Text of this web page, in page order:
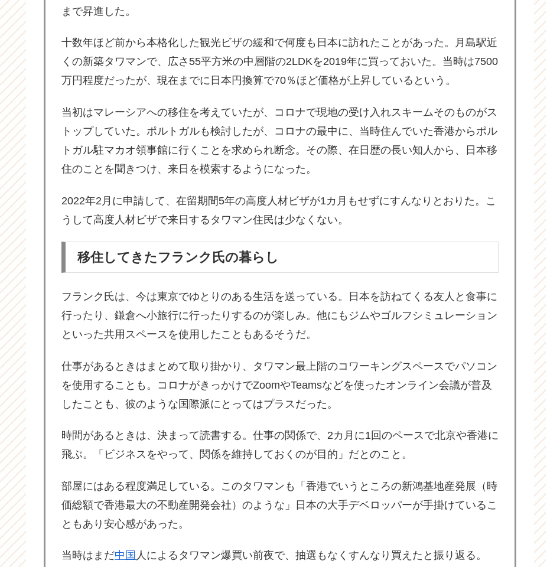
まで昇進した。
十数年ほど前から本格化した観光ビザの緩和で何度も日本に訪れたことがあった。月島駅近
くの新築タワマンで、広さ55平方米の中層階の2LDKを2019年に買っておいた。当時は7500
万円程度だったが、現在までに日本円換算で70％ほど価格が上昇しているという。
当初はマレーシアへの移住を考えていたが、コロナで現地の受け入れスキームそのものがス
トップしていた。ポルトガルも検討したが、コロナの最中に、当時住んでいた香港からポル
トガル駐マカオ領事館に行くことを求められ断念。その際、在日歴の長い知人から、日本移
住のことを聞きつけ、来日を模索するようになった。
2022年2月に申請して、在留期間5年の高度人材ビザが1カ月もせずにすんなりとおりた。こ
うして高度人材ビザで来日するタワマン住民は少なくない。
移住してきたフランク氏の暮らし
フランク氏は、今は東京でゆとりのある生活を送っている。日本を訪ねてくる友人と食事に
行ったり、鎌倉へ小旅行に行ったりするのが楽しみ。他にもジムやゴルフシミュレーション
といった共用スペースを使用したこともあるそうだ。
仕事があるときはまとめて取り掛かり、タワマン最上階のコワーキングスペースでパソコン
を使用することも。コロナがきっかけでZoomやTeamsなどを使ったオンライン会議が普及
したことも、彼のような国際派にとってはプラスだった。
時間があるときは、決まって読書する。仕事の関係で、2カ月に1回のペースで北京や香港に
飛ぶ。「ビジネスをやって、関係を維持しておくのが目的」だとのこと。
部屋にはある程度満足している。このタワマンも「香港でいうところの新鴻基地産発展（時
価総額で香港最大の不動産開発会社）のような」日本の大手デベロッパーが手掛けているこ
ともあり安心感があった。
当時はまだ中国 人によるタワマン爆買い前夜で、抽選もなくすんなり買えたと振り返る。